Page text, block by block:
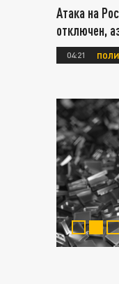
Атака на
отключен,
04:21